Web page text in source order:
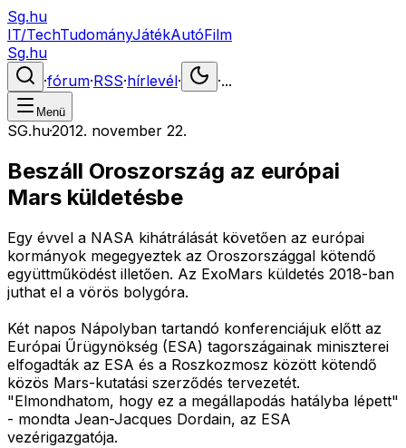
Sg.hu
IT/TechTudományJátékAutóFilm
Sg.hu
·fórum·RSS·hírlevél· ·...
Menü
SG.hu·2012. november 22.
Beszáll Oroszország az európai
Mars küldetésbe
Egy évvel a NASA kihátrálását követően az európai
kormányok megegyeztek az Oroszországgal kötendő
együttműködést illetően. Az ExoMars küldetés 2018-ban
juthat el a vörös bolygóra.
Két napos Nápolyban tartandó konferenciájuk előtt az
Európai Űrügynökség (ESA) tagországainak miniszterei
elfogadták az ESA és a Roszkozmosz között kötendő
közös Mars-kutatási szerződés tervezetét.
"Elmondhatom, hogy ez a megállapodás hatályba lépett"
- mondta Jean-Jacques Dordain, az ESA
vezérigazgatója.